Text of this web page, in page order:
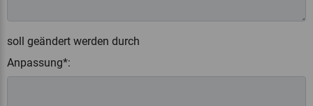
soll geändert werden durch
Anpassung*: